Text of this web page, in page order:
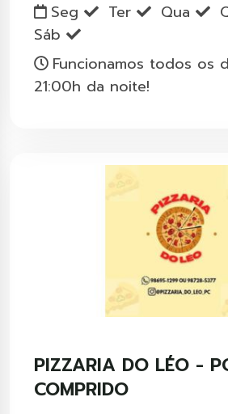
Seg
Ter Qua
Sáb
Funcionamos todos os
21:00h da noite!
PIZZARIA DO LÉO -
COMPRIDO